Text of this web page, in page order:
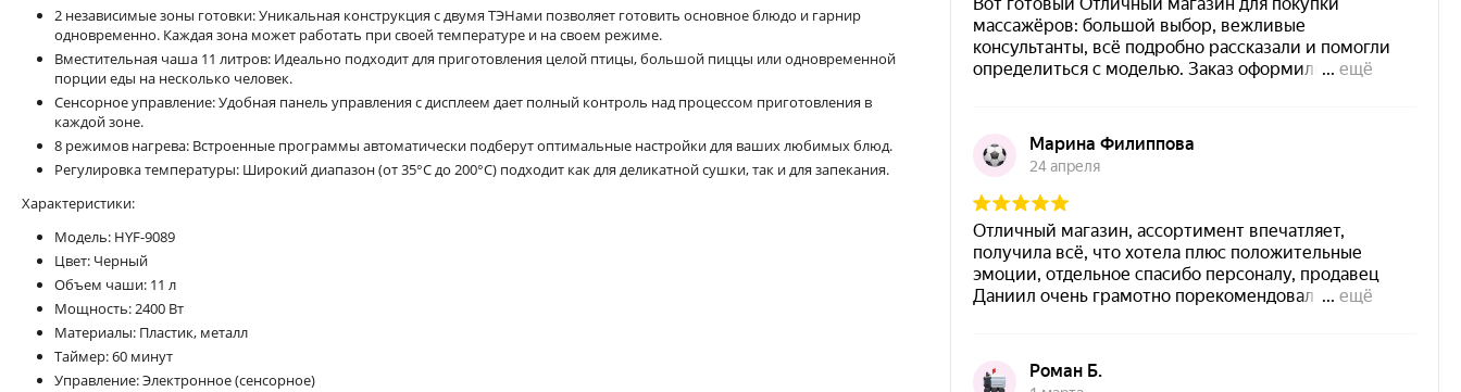
2 независимые зоны готовки: Уникальная конструкция с двумя ТЭНами позволяет готовить основное блюдо и гарнир
одновременно. Каждая зона может работать при своей температуре и на своем режиме.
Вместительная чаша 11 литров: Идеально подходит для приготовления целой птицы, большой пиццы или одновременной
порции еды на несколько человек.
Сенсорное управление: Удобная панель управления с дисплеем дает полный контроль над процессом приготовления в
каждой зоне.
8 режимов нагрева: Встроенные программы автоматически подберут оптимальные настройки для ваших любимых блюд.
Регулировка температуры: Широкий диапазон (от 35°C до 200°C) подходит как для деликатной сушки, так и для запекания.
Характеристики:
Модель: HYF-9089
Цвет: Черный
Объем чаши: 11 л
Мощность: 2400 Вт
Материалы: Пластик, металл
Таймер: 60 минут
Управление: Электронное (сенсорное)